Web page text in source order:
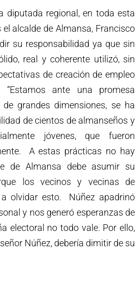
diputada regional, en toda esta
alcalde de Almansa, Francisco
su responsabilidad ya que sin
real y coherente utilizó, sin
de creación de empleo
“Estamos ante una promesa
grandes dimensiones, se ha
de cientos de almanseños y
jóvenes, que fueron
A estas prácticas no hay
de Almansa debe asumir su
los vecinos y vecinas de
olvidar esto. Núñez apadrinó
y nos generó esperanzas de
electoral no todo vale. Por ello,
Núñez, debería dimitir de su